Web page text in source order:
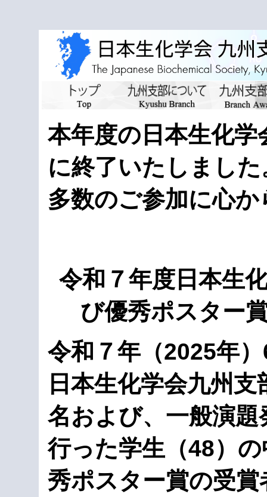
本年度の日本生化
に終了いたしました
多数のご参加に心
令和７年度日本生
び優秀ポスター
令和７年（2025年
日本生化学会九州
名および、一般演
行った学生（48）
秀ポスター賞の受